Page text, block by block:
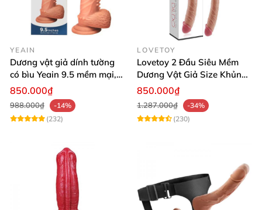
YEAIN
Dương vật giả dính tường
có bìu Yeain 9.5 mềm mại,
kích thích mạnh
850.000₫
988.000₫
-14%
(232)
LOVETOY
Lovetoy 2 Đầu Siêu Mềm
Dương Vật Giả Size Khủng
Uốn Dẻo
850.000₫
1.287.000₫
-34%
(230)